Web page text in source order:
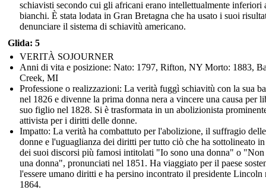
schiavisti secondo cui gli africani erano intellettualmente inferiori
bianchi. È stata lodata in Gran Bretagna che ha usato i suoi
denunciare il sistema di schiavitù americano.
Glida: 5
VERITÀ SOJOURNER
Anni di vita e posizione: Nato: 1797, Rifton, NY Morto: 1883,
Creek, MI
Professione o realizzazioni: La verità fuggì schiavitù con la sua
nel 1826 e divenne la prima donna nera a vincere una causa per
suo figlio nel 1828. Si è trasformata in un abolizionista
attivista per i diritti delle donne.
Impatto: La verità ha combattuto per l'abolizione, il suffragio delle
donne e l'uguaglianza dei diritti per tutto ciò che ha sottolineato
dei suoi discorsi più famosi intitolati "Io sono una donna" o "Non
una donna", pronunciati nel 1851. Ha viaggiato per il paese
l'essere umano diritti e ha persino incontrato il presidente Lincoln
1864.